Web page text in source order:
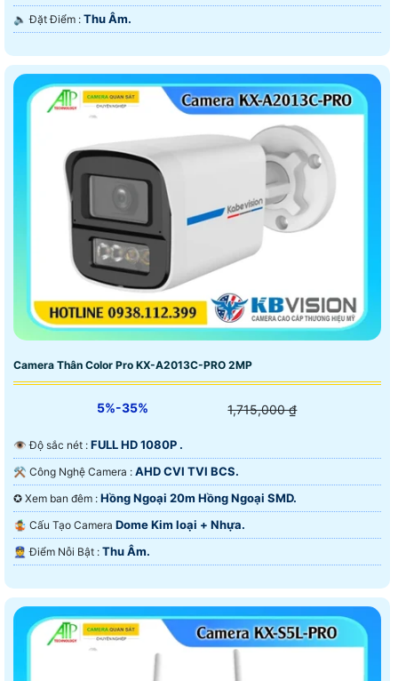
️🔈 Đặt Điểm : Thu Âm.
Camera Thân Color Pro KX-A2013C-PRO 2MP
5%-35% 1,715,000 ₫
👁 Độ sắc nét : FULL HD 1080P .
⚒ Công Nghệ Camera : AHD CVI TVI BCS.
✪ Xem ban đêm : Hồng Ngoại 20m Hồng Ngoại SMD.
🤹 Cấu Tạo Camera Dome Kim loại + Nhựa.
️👮 Điểm Nỗi Bật : Thu Âm.